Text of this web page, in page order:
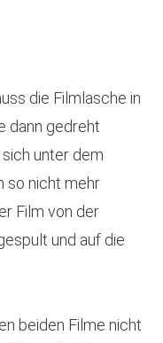
die Filmlasche in
dann gedreht
unter dem
so nicht mehr
Film von der
und auf die
beiden Filme nicht